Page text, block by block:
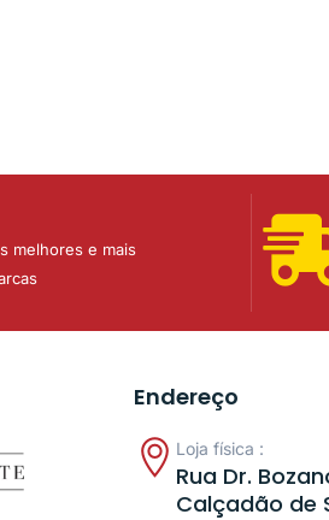
melhores e mais
Endereço
Loja física :
Rua Dr.
Calçadão de